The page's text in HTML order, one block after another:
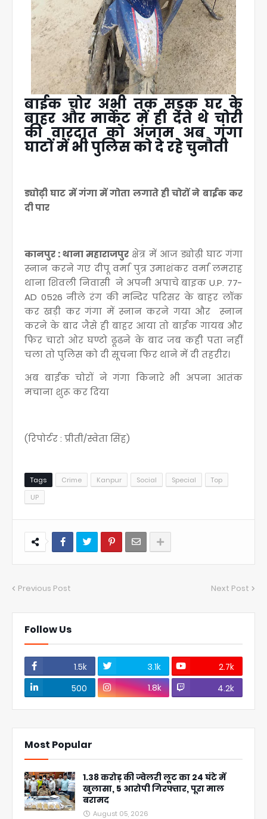
बाईक चोर अभी तक सड़क घर के
बाहर और मार्केट में ही देते थे चोरी
की वारदात को अंजाम अब गंगा
घाटों में भी पुलिस को दे रहे चुनौती
ड्योढ़ी घाट में गंगा में गोता लगाते ही चोरों ने बाईक कर
दी पार
कानपुर : थाना महाराजपुर क्षेत्र में आज ड्योढ़ी घाट गंगा
स्नान करने गए दीपू वर्मा पुत्र उमाशंकर वर्मा लमराह
थाना शिवली निवासी ने अपनी अपाचे बाइक U.P. 77-
AD 0526 नीले रंग की मन्दिर परिसर के बाहर लॉक
कर खड़ी कर गंगा में स्नान करने गया और स्नान
करने के बाद जैसे ही बाहर आया तो बाईक गायब और
फिर चारो ओर घण्टो ढूढने के बाद जब कही पता नहीं
चला तो पुलिस को दी सूचना फिर थाने में दी तहरीर।
अब बाईक चोरों ने गंगा किनारे भी अपना आतंक
मचाना शुरू कर दिया
(रिपोर्टर : प्रीती/स्वेता सिंह)
Tags Crime Kanpur Social Special
Top
UP
Previous Post Next Post
Follow Us
1.5k 3.1k
2.7k
500
1.8k 4.2k
Most Popular
1.38 करोड़ की ज्वेलरी लूट का 24 घंटे में
खुलासा, 5 आरोपी गिरफ्तार, पूरा माल
बरामद
August 05, 2026